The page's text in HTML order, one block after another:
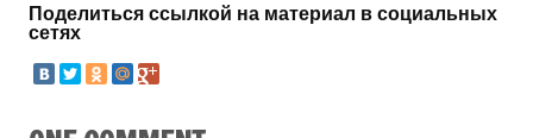
Поделиться ссылкой на материал в социальных
сетях